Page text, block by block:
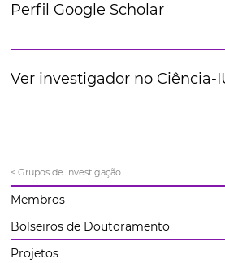
Perfil Google Scholar
Ver investigador no Ciência-
< Grupos de investigação
Membros
Bolseiros de Doutoramento
Projetos